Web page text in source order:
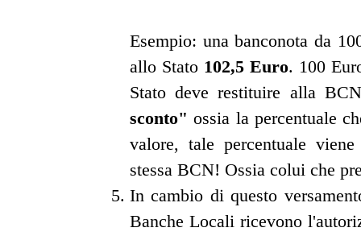
Esempio: una banconota da
allo Stato 102,5 Euro. 100
Stato deve restituire alla
sconto" ossia la percentuale
valore, tale percentuale
stessa BCN! Ossia colui che
In cambio di questo
Banche Locali ricevono